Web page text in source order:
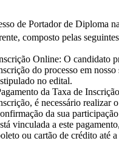
de Portador de Diploma
composto pelas
Online: O candidato
do processo em
no edital.
da Taxa de
é necessário realizar
da sua
vinculada a este
ou cartão de crédito até